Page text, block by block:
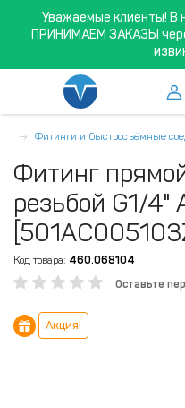
Уважаемые клиенты! В
ПРИНИМАЕМ ЗАКАЗЫ
Фитинги и быстросъёмные
Фитинг
резьбой G1/4"
Код товара: 460.068104
Оставьте
Акция!